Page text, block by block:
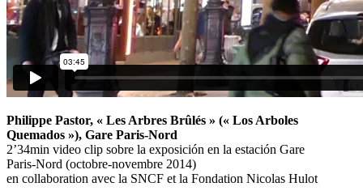
Philippe Pastor, « Les Arbres Brûlés » (« Los Arboles
Quemados »), Gare Paris-Nord
2’34min video clip sobre la exposición en la estación Gare
Paris-Nord (octobre-novembre 2014)
en collaboration avec la SNCF et la Fondation Nicolas Hulot